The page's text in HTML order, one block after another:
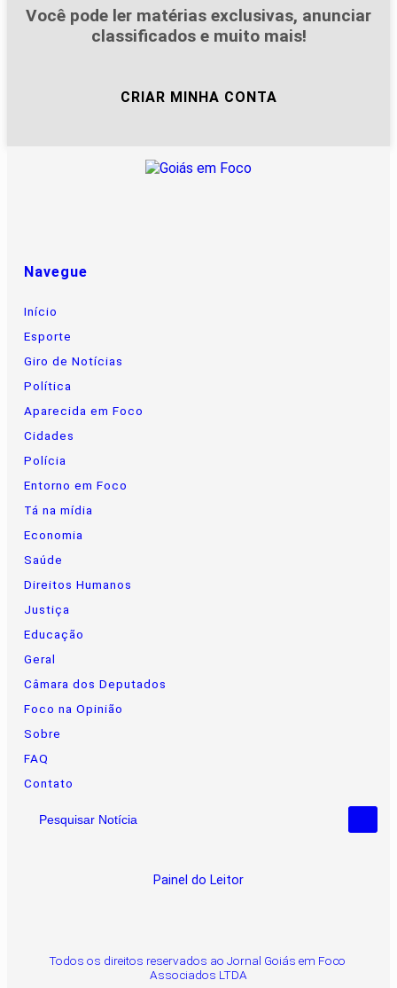
Você pode ler matérias exclusivas, anunciar
classificados e muito mais!
CRIAR MINHA CONTA
Navegue
Início
Esporte
Giro de Notícias
Política
Aparecida em Foco
Cidades
Polícia
Entorno em Foco
Tá na mídia
Economia
Saúde
Direitos Humanos
Justiça
Educação
Geral
Câmara dos Deputados
Foco na Opinião
Sobre
FAQ
Contato
Pesquisar Notícia
Painel do Leitor
Todos os direitos reservados ao Jornal Goiás em Foco
Associados LTDA